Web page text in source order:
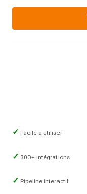
Facile à utiliser
300+ intégrations
Pipeline interactif